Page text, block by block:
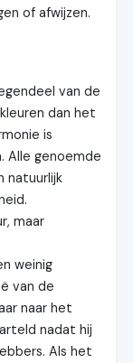
of afwijzen.
van de
dan het
is
Alle genoemde
natuurlijk
maar
weinig
van de
naar het
nadat hij
Als het